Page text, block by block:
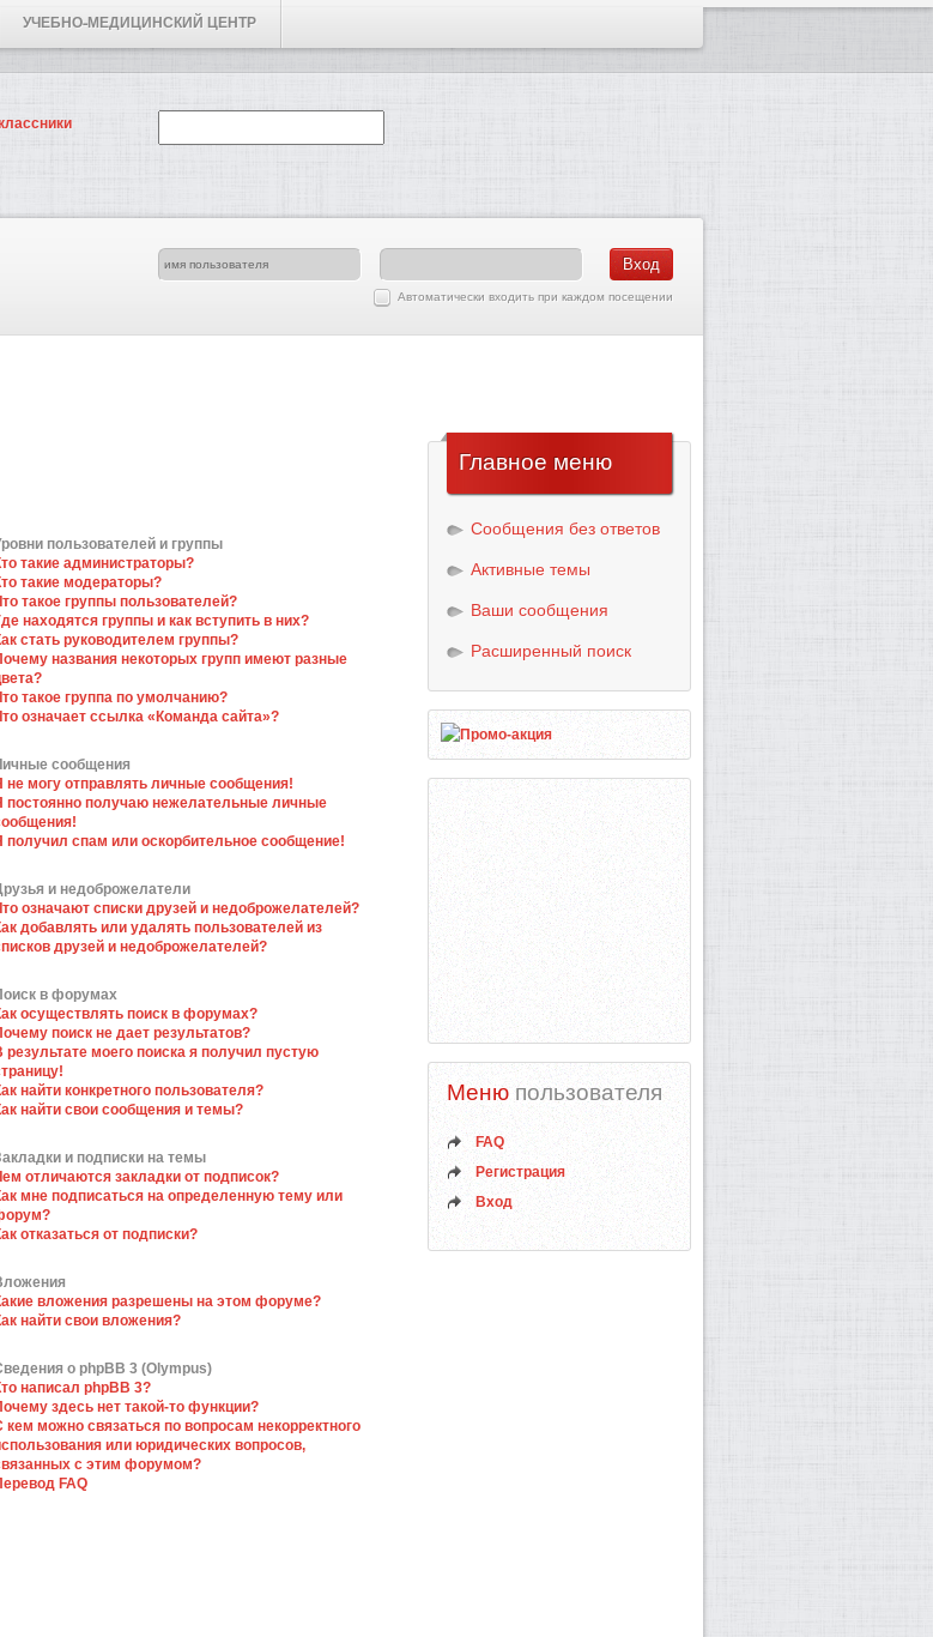
УЧЕБНО-МЕДИЦИНСКИЙ ЦЕНТР
Автоматически входить при каждом посещении
пользователей и группы
такие администраторы?
такие модераторы?
такое группы пользователей?
находятся группы и как вступить в них?
стать руководителем группы?
названия некоторых групп имеют разные
такое группа по умолчанию?
означает ссылка «Команда сайта»?
сообщения
не могу отправлять личные сообщения!
постоянно получаю нежелательные личные
получил спам или оскорбительное сообщение!
и недоброжелатели
означают списки друзей и недоброжелателей?
добавлять или удалять пользователей из
друзей и недоброжелателей?
в форумах
осуществлять поиск в форумах?
поиск не дает результатов?
результате моего поиска я получил пустую
найти конкретного пользователя?
найти свои сообщения и темы?
и подписки на темы
отличаются закладки от подписок?
мне подписаться на определенную тему или
отказаться от подписки?
вложения разрешены на этом форуме?
найти свои вложения?
о phpBB 3 (Olympus)
написал phpBB 3?
здесь нет такой-то функции?
кем можно связаться по вопросам некорректного
или юридических вопросов,
с этим форумом?
FAQ
Главное меню
Сообщения без ответов
Активные темы
Ваши сообщения
Расширенный поиск
Меню пользователя
FAQ
Регистрация
Вход